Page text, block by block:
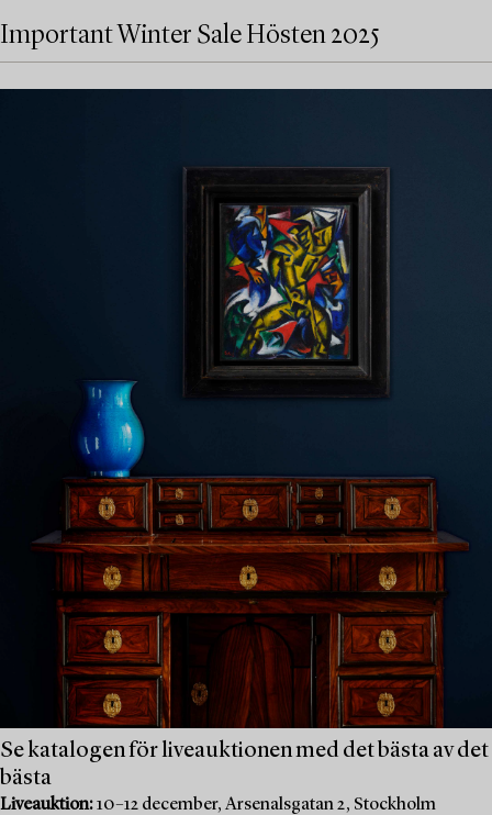
Important Winter Sale Hösten 2025
Se katalogen för liveauktionen med det bästa av det
bästa
Liveauktion:10–12 december, Arsenalsgatan 2, Stockholm